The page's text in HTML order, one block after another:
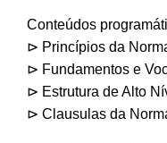
Conteúdos
⊳ Princípios da
⊳ Fundamentos e
⊳ Estrutura de Alto
⊳ Clausulas da